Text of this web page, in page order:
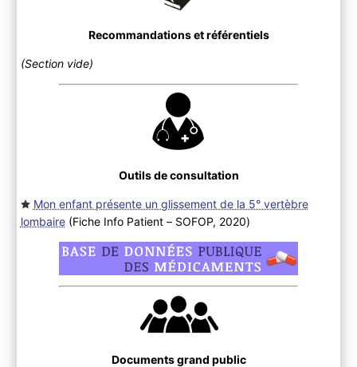
Recommandations et référentiels
(Section vide)
Outils de consultation
Mon enfant présente un glissement de la 5° vertèbre
lombaire(Fiche Info Patient – SOFOP, 2020)
Documents grand public